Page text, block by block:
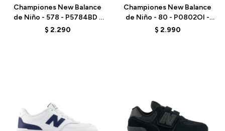
Championes New Balance
de Niño - 578 - P5784BD -
PINK
$ 2.290
Championes New Balance
de Niño - 80 - P0802OI -
WHITE
$ 2.990